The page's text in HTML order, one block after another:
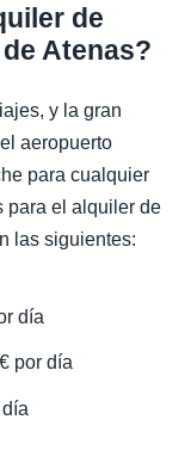
de
Atenas?
y la gran
aeropuerto
para cualquier
para el alquiler de
las siguientes:
día
por día